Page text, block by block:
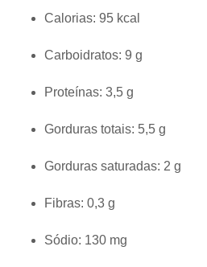
Calorias: 95 kcal
Carboidratos: 9 g
Proteínas: 3,5 g
Gorduras totais: 5,5 g
Gorduras saturadas: 2 g
Fibras: 0,3 g
Sódio: 130 mg